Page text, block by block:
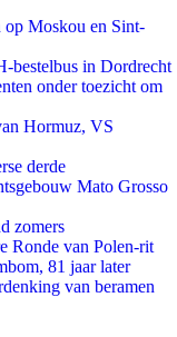
op Moskou en Sint-
bestelbus in Dordrecht
onder toezicht om
Hormuz, VS
derde
Mato Grosso
zomers
Ronde van Polen-rit
81 jaar later
van beramen